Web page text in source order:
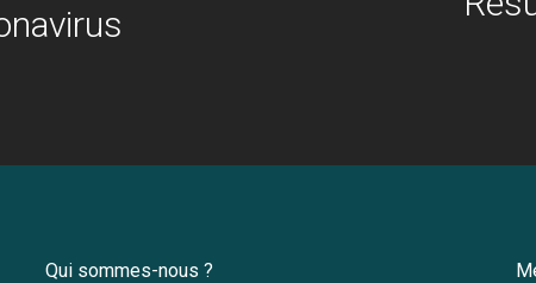
Qui sommes-nous ?